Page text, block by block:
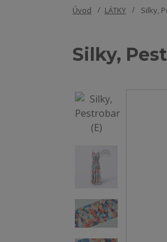
Úvod LÁTKY Silky,
Silky,